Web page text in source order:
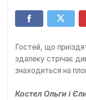
Гостей, що
здалеку стрічає
знаходиться на
Костел Ольги і